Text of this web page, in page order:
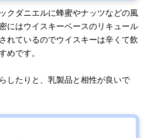
クダニエルに蜂蜜やナッツなどの風
にはウイスキーベースのリキュール
れているのでウイスキーは辛くて飲
めです。
したりと、乳製品と相性が良いで